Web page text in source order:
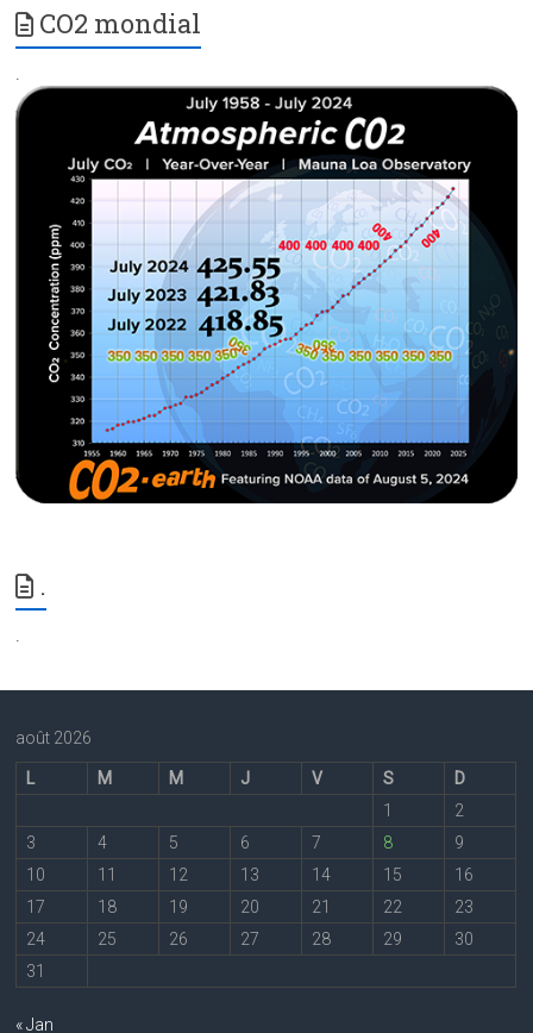
CO2 mondial
.
.
.
août 2026
L M M J V S
D
1
2
3
4 5 6 7 8
9
10
11 12 13 14 15
16
17
18 19 20 21 22
23
24
25 26 27 28 29
30
31
« Jan